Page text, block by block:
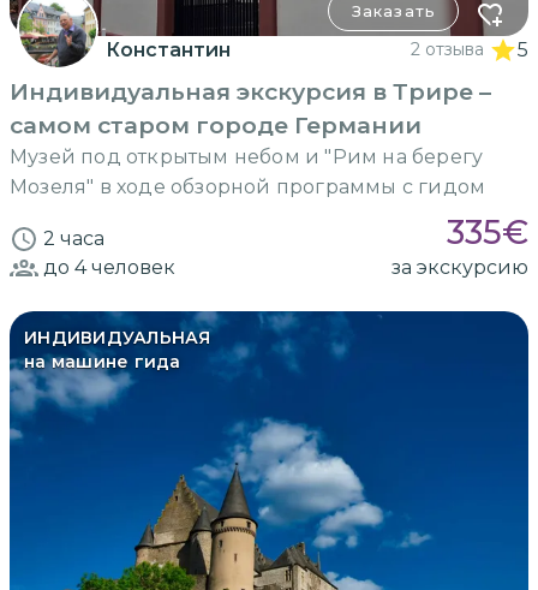
Заказать
Константин 2 отзыва 5
Индивидуальная экскурсия в Трире –
самом старом городе Германии
Музей под открытым небом и "Рим на берегу
Мозеля" в ходе обзорной программы с гидом
2 часа 335€
до 4человек за экскурсию
ИНДИВИДУАЛЬНАЯ
на машине гида